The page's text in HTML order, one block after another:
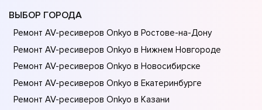
ВЫБОР ГОРОДА
Ремонт AV-ресиверов Onkyo в Ростове-на-Донy
Ремонт AV-ресиверов Onkyo в Нижнем Новгороде
Ремонт AV-ресиверов Onkyo в Новосибирске
Ремонт AV-ресиверов Onkyo в Екатеринбурге
Ремонт AV-ресиверов Onkyo в Казани